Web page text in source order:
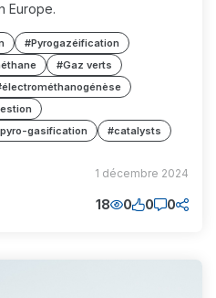
Europe.
#Pyrogazéification
#Gaz verts
gasification #catalysts
1 décembre 2024
18 0 0 0